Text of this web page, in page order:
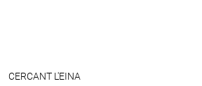
CERCANT L'EINA